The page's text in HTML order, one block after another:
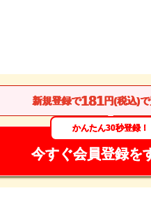
新規登録で181 円(税込)
かんたん30秒登録！
今すぐ会員登録を